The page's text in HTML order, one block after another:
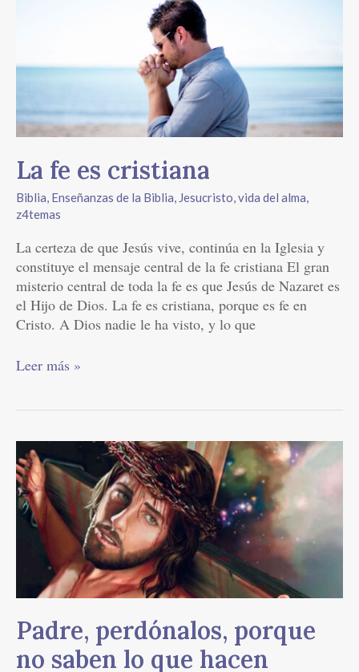
La fe es cristiana
Biblia, Enseñanzas de la Biblia, Jesucristo, vida del alma,
z4temas
La certeza de que Jesús vive, continúa en la Iglesia y
constituye el mensaje central de la fe cristiana El gran
misterio central de toda la fe es que Jesús de Nazaret es
el Hijo de Dios. La fe es cristiana, porque es fe en
Cristo. A Dios nadie le ha visto, y lo que
Leer más »
Padre, perdónalos, porque
no saben lo que hacen
Padre,
perdónalos,
porque
no
saben
hacen